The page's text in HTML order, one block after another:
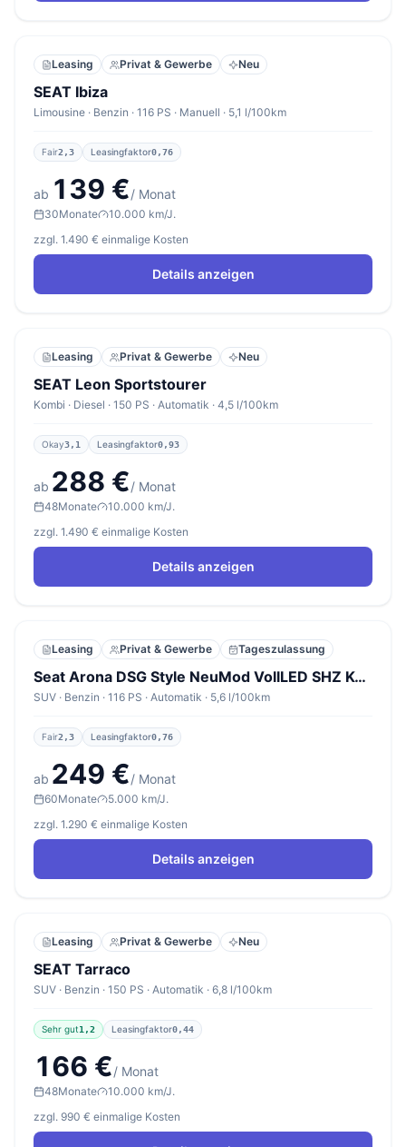
Leasing Privat & Gewerbe Neu
SEAT Ibiza
Limousine · Benzin · 116 PS · Manuell · 5,1 l/100km
Fair2,3 Leasingfaktor0,76
ab 139 €/ Monat
30Monate
10.000 km/J.
zzgl. 1.490 € einmalige Kosten
Details anzeigen
Leasing Privat & Gewerbe Neu
SEAT Leon Sportstourer
Kombi · Diesel · 150 PS · Automatik · 4,5 l/100km
Okay3,1 Leasingfaktor0,93
ab 288 €/ Monat
48Monate
10.000 km/J.
zzgl. 1.490 € einmalige Kosten
Details anzeigen
Leasing Privat & Gewerbe Tageszulassung
Seat Arona DSG Style NeuMod VollLED SHZ Kessy ACC 5JG
SUV · Benzin · 116 PS · Automatik · 5,6 l/100km
Fair2,3 Leasingfaktor0,76
ab 249 €/ Monat
60Monate
5.000 km/J.
zzgl. 1.290 € einmalige Kosten
Details anzeigen
Leasing Privat & Gewerbe Neu
SEAT Tarraco
SUV · Benzin · 150 PS · Automatik · 6,8 l/100km
Sehr gut1,2 Leasingfaktor0,44
166 €/ Monat
48Monate
10.000 km/J.
zzgl. 990 € einmalige Kosten